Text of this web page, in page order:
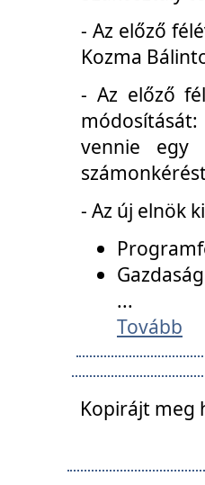
- Az előző
Kozma
- Az előző
vennie egy
- Az új elnök
...
Tovább
Kopirájt meg